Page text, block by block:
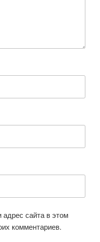
сайта в этом
комментариев.